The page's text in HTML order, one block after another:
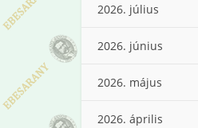
2026. július
2026. június
2026. május
2026. április